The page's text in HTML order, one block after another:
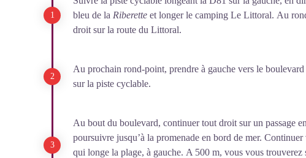
avec une mortalité, infantile notamment, élevée. En 1941, le
majorité des internés vers le camp de Rivesaltes et expulse
fermer définitivement au mois de novembre. Erigé en 1999,
les réfugiés passés par le camp.
bleu de la Riberette et longer le camping Le Littoral. Au
droit sur la route du Littoral.
Au prochain rond-point, prendre à gauche vers le
sur la piste cyclable.
Au bout du boulevard, continuer tout droit sur un passage
poursuivre jusqu’à la promenade en bord de mer.
qui longe la plage, à gauche. A 500 m, vous vous trouverez